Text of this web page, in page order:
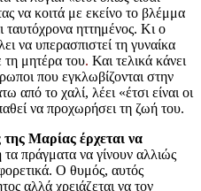
να κοιτά με εκείνο το βλέμμα
ταυτόχρονα ηττημένος. Κι ο
να υπερασπιστεί τη γυναίκα
τη μητέρα του. Και τελικά κάνει
που εγκλωβίζονται στην
από το χαλί, λέει «έτσι είναι οι
να προχωρήσει τη ζωή του.
Μαρίας έρχεται να
τα πράγματα να γίνουν αλλιώς
Ο θυμός, αυτός
αλλά χρειάζεται να τον